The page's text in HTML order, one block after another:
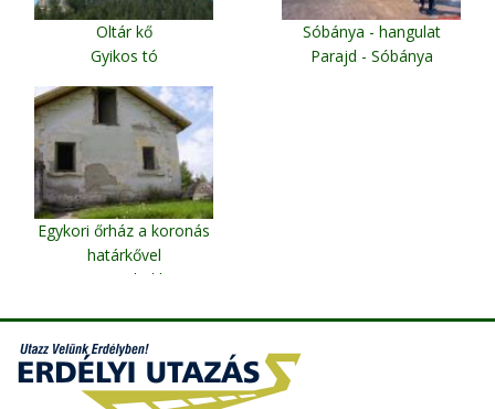
Oltár kő
Gyikos tó
Sóbánya - hangulat
Parajd - Sóbánya
Egykori őrház a koronás
határkővel
Gyimesbükk